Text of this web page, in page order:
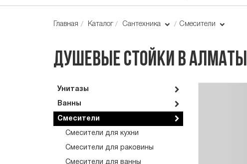
Главная Каталог Сантехника Смесители
Душевые стойки в Алматы
Унитазы
Ванны
Смесители
Смесители для кухни
Смесители для раковины
Смесители для ванны